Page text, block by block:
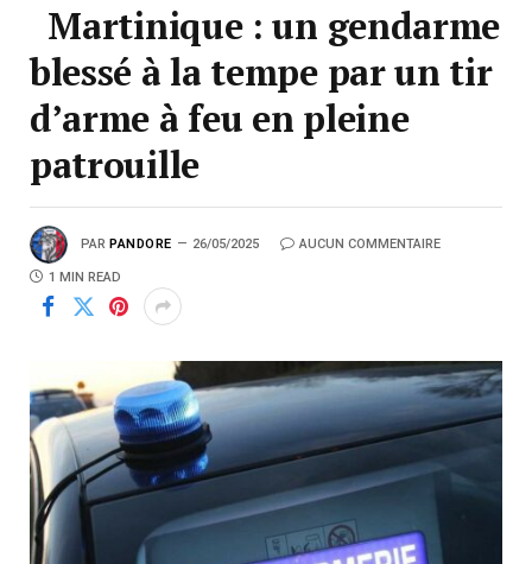
Martinique : un gendarme
blessé à la tempe par un tir
d’arme à feu en pleine
patrouille
PAR PANDORE 26/05/2025 AUCUN COMMENTAIRE
1 MIN READ